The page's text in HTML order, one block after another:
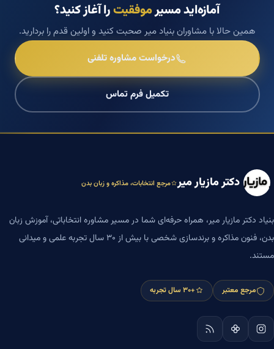
آمازه‌اید مسیرموفقیترا آغاز کنید؟
همین حالا با مشاوران بنیاد میر صحبت کنید و اولین قدم را بردارید.
درخواست مشاوره تلفنی
تکمیل فرم تماس
دکتر مازیار میر مرجع انتخابات، مذاکره و زبان بدن
بنیاد دکتر مازیار میر، همراه حرفه‌ای شما در مسیر مشاوره انتخاباتی، آموزش زبان
بدن، فنون مذاکره و برندسازی شخصی با بیش از ۳۰ سال تجربه علمی و میدانی
مستند.
مرجع معتبر +۳۰ سال تجربه